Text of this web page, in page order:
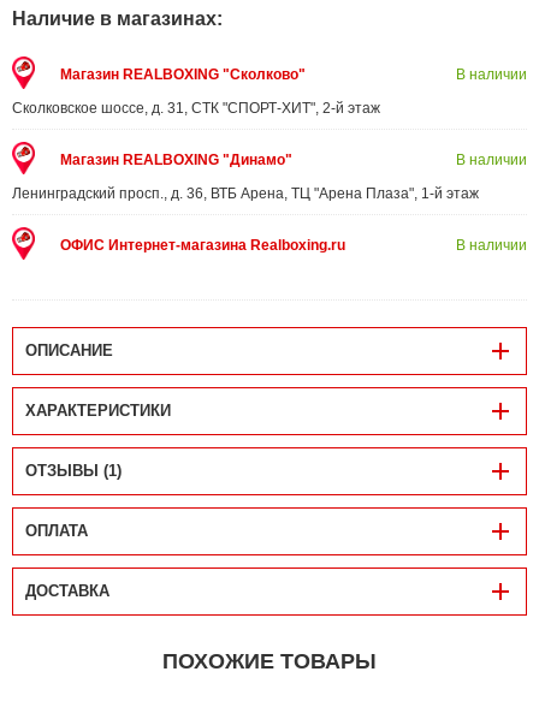
Наличие в магазинах:
Магазин REALBOXING "Сколково"
Сколковское шоссе, д. 31, СТК "СПОРТ-ХИТ", 2-й этаж
В наличии
Магазин REALBOXING "Динамо"
Ленинградский просп., д. 36, ВТБ Арена, ТЦ "Арена Плаза", 1-й этаж
В наличии
ОФИС Интернет-магазина Realboxing.ru В наличии
ОПИСАНИЕ
ХАРАКТЕРИСТИКИ
ОТЗЫВЫ (1)
ОПЛАТА
ДОСТАВКА
ПОХОЖИЕ ТОВАРЫ